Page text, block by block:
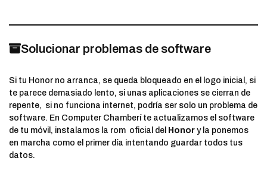
Solucionar problemas de software
Si tu Honor no arranca, se queda bloqueado en el logo inicial, si
te parece demasiado lento, si unas aplicaciones se cierran de
repente, si no funciona internet, podría ser solo un problema de
software. En Computer Chamberí te actualizamos el software
de tu móvil, instalamos la rom oficial del Honor y la ponemos
en marcha como el primer día intentando guardar todos tus
datos.